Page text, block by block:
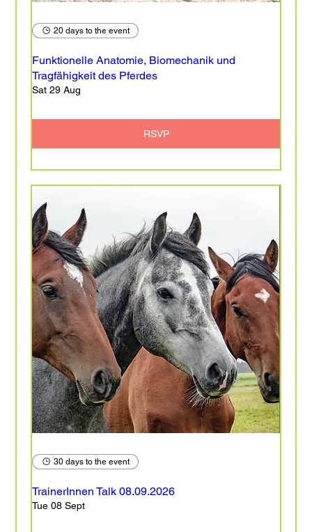
20 days to the event
Funktionelle Anatomie, Biomechanik und
Tragfähigkeit des Pferdes
Sat 29 Aug
RSVP
30 days to the event
TrainerInnen Talk 08.09.2026
Tue 08 Sept